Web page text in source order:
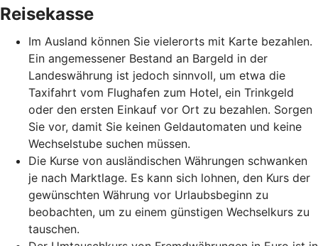
Reisekasse
Im Ausland können Sie vielerorts mit Karte bezahlen.
Ein angemessener Bestand an Bargeld in der
Landeswährung ist jedoch sinnvoll, um etwa die
Taxifahrt vom Flughafen zum Hotel, ein Trinkgeld
oder den ersten Einkauf vor Ort zu bezahlen. Sorgen
Sie vor, damit Sie keinen Geldautomaten und keine
Wechselstube suchen müssen.
Die Kurse von ausländischen Währungen schwanken
je nach Marktlage. Es kann sich lohnen, den Kurs der
gewünschten Währung vor Urlaubsbeginn zu
beobachten, um zu einem günstigen Wechselkurs zu
tauschen.